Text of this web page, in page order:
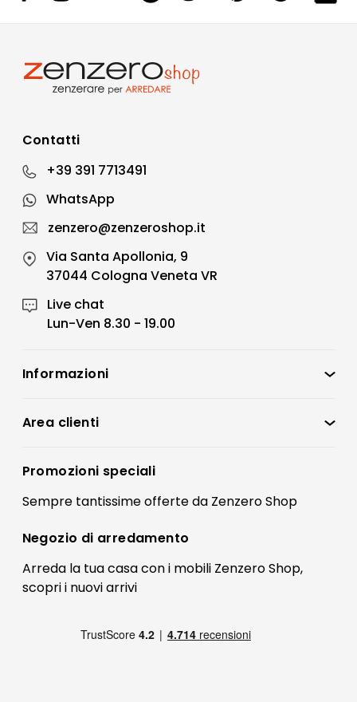
Contatti
+39 391 7713491
WhatsApp
zenzero@zenzeroshop.it
Via Santa Apollonia, 9
37044 Cologna Veneta VR
Live chat
Lun-Ven 8.30 - 19.00
Informazioni
Condizioni di vendita
Preferenze Cookies
Termini e condizioni
Contatti
FAQ
Pagamenti
Area clienti
Registrati
Il mio account
Promozioni speciali
Sempre tantissimeofferteda Zenzero Shop
Negozio di arredamento
Arreda la tua casa con i mobili Zenzero Shop,
scopri i nuovi arrivi